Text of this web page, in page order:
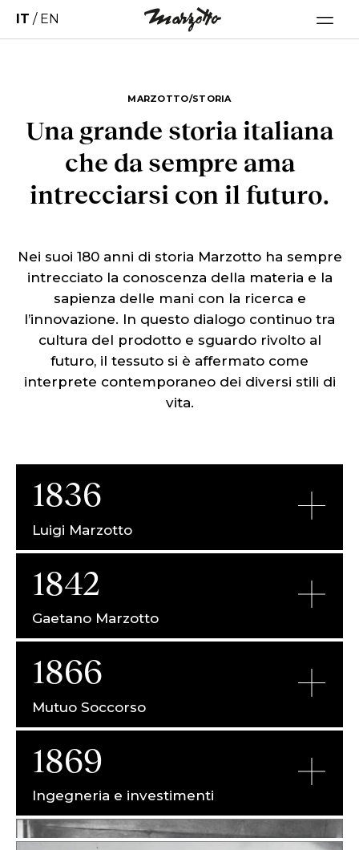
IT / EN
MARZOTTO/STORIA
Una grande storia italiana
che da sempre ama
intrecciarsi con il futuro.
Nei suoi 180 anni di storia Marzotto ha sempre
intrecciato la conoscenza della materia e la
sapienza delle mani con la ricerca e
l’innovazione. In questo dialogo continuo tra
cultura del prodotto e sguardo rivolto al
futuro, il tessuto si è affermato come
interprete contemporaneo dei diversi stili di
vita.
1836
Luigi Marzotto
1842
Gaetano Marzotto
1866
Mutuo Soccorso
1869
Ingegneria e investimenti